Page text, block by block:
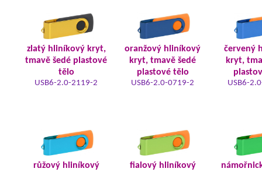
zlatý hliníkový kryt,
tmavě šedé plastové
tělo
USB6-2.0-2119-2
oranžový hliníkový
kryt, tmavě šedé
plastové tělo
USB6-2.0-0719-2
červený
kryt,
USB6-
růžový hliníkový
fialový hliníkový